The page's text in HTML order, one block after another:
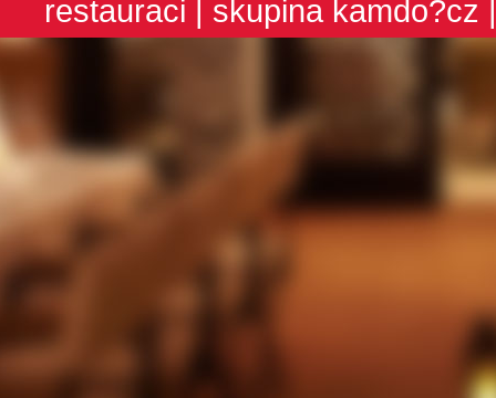
restauraci | skupina kamdo?cz |